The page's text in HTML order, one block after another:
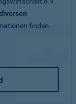
finden